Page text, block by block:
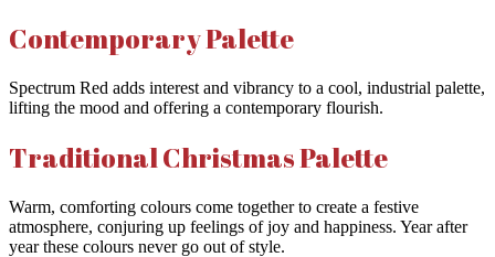
Contemporary Palette
Spectrum Red adds interest and vibrancy to a cool, industrial palette,
lifting the mood and offering a contemporary flourish.
Traditional Christmas Palette
Warm, comforting colours come together to create a festive
atmosphere, conjuring up feelings of joy and happiness. Year after
year these colours never go out of style.